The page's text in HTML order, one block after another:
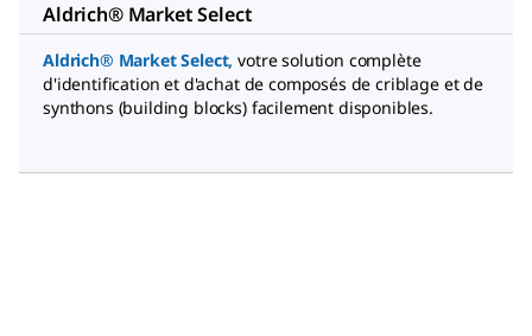
Aldrich® Market Select
Aldrich® Market Select, votre solution complète
d'identification et d'achat de composés de criblage et de
synthons (building blocks) facilement disponibles.